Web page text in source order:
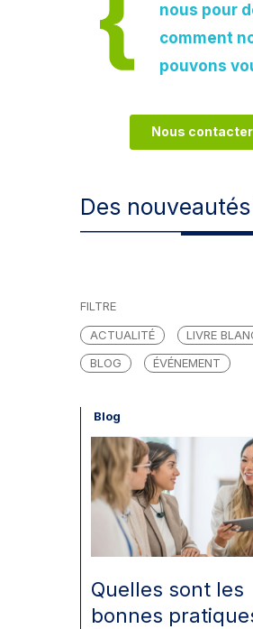
nous pour
comment
pouvons
Nous contacter
Des
FILTRE
ACTUALITÉ
LIVRE
BLOG
ÉVÉNEMENT
Blog
Quelles sont les
bonnes